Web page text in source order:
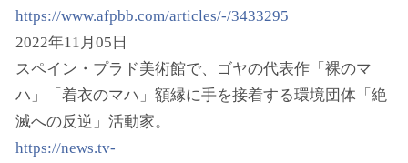
https://www.afpbb.com/articles/-/3433295
2022年11月05日
スペイン・プラド美術館で、ゴヤの代表作「裸のマ
ハ」「着衣のマハ」額縁に手を接着する環境団体「絶
滅への反逆」活動家。
https://news.tv-